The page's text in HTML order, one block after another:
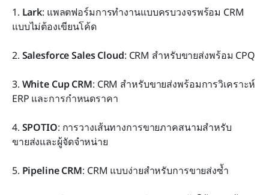
1. Lark: แพลตฟอร์มการทำงานแบบครบวงจรพร้อม CRM
แบบไม่ต้องเขียนโค้ด
2. Salesforce Sales Cloud: CRM สำหรับขายส่งพร้อม CPQ
3. White Cup CRM: CRM สำหรับขายส่งพร้อมการวิเคราะห์
ERP และการกำหนดราคา
4. SPOTIO: การวางเส้นทางการขายภาคสนามสำหรับ
ขายส่งและผู้จัดจำหน่าย
5. Pipeline CRM: CRM แบบง่ายสำหรับการขายส่งซ้ำ